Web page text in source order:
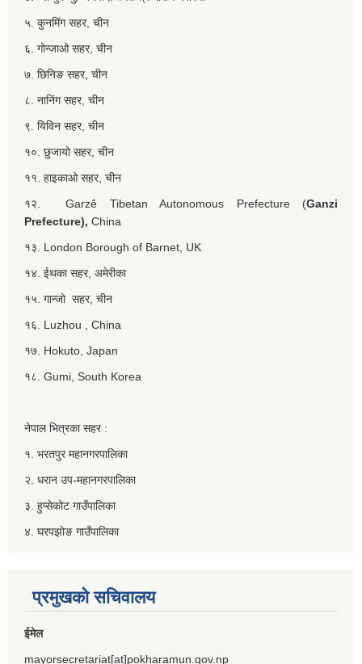
५. कुनमिंग सहर, चीन
६. गोन्जाओ सहर, चीन
७. छिनिङ सहर, चीन
८. नानिंग सहर, चीन
९. यिविन सहर, चीन
१०. छुजायो सहर, चीन
११. हाइकाओ सहर, चीन
१२. Garzê Tibetan Autonomous Prefecture (Ganzi
Prefecture), China
१३. London Borough of Barnet, UK
१४. ईथका सहर, अमेरीका
१५. गान्जो सहर, चीन
१६. Luzhou , China
१७. Hokuto, Japan
१८. Gumi, South Korea
नेपाल भित्रका सहर :
१. भरतपुर महानगरपालिका
२. धरान उप-महानगरपालिका
३. हुप्सेकोट गाउँपालिका
४. घरपझोङ गाउँपालिका
प्रमुखको सचिवालय
ईमेल
mayorsecretariat[at]pokharamun.gov.np